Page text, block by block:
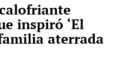
inspiró ‘El
aterrada